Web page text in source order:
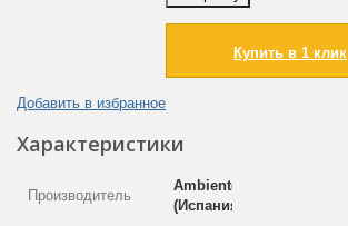
Добавить в избранное
Купить в 1 клик
Характеристики
Производитель
Ambiente
(Испания)